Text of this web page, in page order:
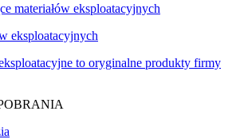
materiałów eksploatacyjnych
eksploatacyjnych
to oryginalne produkty firmy